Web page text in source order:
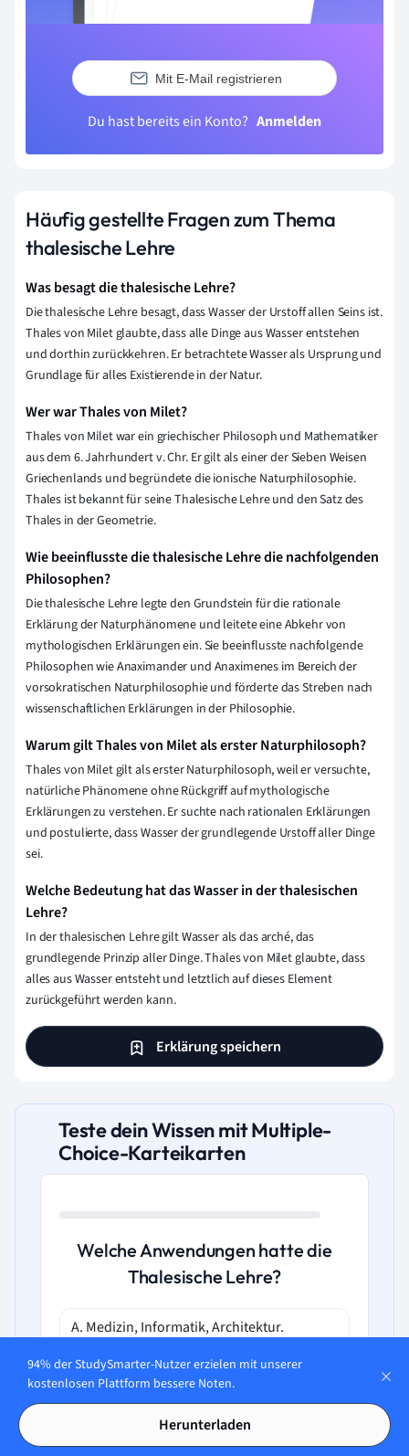
Mit E-Mail registrieren
Du hast bereits ein Konto? Anmelden
Häufig gestellte Fragen zum Thema
thalesische Lehre
Was besagt die thalesische Lehre?
Die thalesische Lehre besagt, dass Wasser der Urstoff allen Seins ist.
Thales von Milet glaubte, dass alle Dinge aus Wasser entstehen
und dorthin zurückkehren. Er betrachtete Wasser als Ursprung und
Grundlage für alles Existierende in der Natur.
Wer war Thales von Milet?
Thales von Milet war ein griechischer Philosoph und Mathematiker
aus dem 6. Jahrhundert v. Chr. Er gilt als einer der Sieben Weisen
Griechenlands und begründete die ionische Naturphilosophie.
Thales ist bekannt für seine Thalesische Lehre und den Satz des
Thales in der Geometrie.
Wie beeinflusste die thalesische Lehre die nachfolgenden
Philosophen?
Die thalesische Lehre legte den Grundstein für die rationale
Erklärung der Naturphänomene und leitete eine Abkehr von
mythologischen Erklärungen ein. Sie beeinflusste nachfolgende
Philosophen wie Anaximander und Anaximenes im Bereich der
vorsokratischen Naturphilosophie und förderte das Streben nach
wissenschaftlichen Erklärungen in der Philosophie.
Warum gilt Thales von Milet als erster Naturphilosoph?
Thales von Milet gilt als erster Naturphilosoph, weil er versuchte,
natürliche Phänomene ohne Rückgriff auf mythologische
Erklärungen zu verstehen. Er suchte nach rationalen Erklärungen
und postulierte, dass Wasser der grundlegende Urstoff aller Dinge
sei.
Welche Bedeutung hat das Wasser in der thalesischen
Lehre?
In der thalesischen Lehre gilt Wasser als das arché, das
grundlegende Prinzip aller Dinge. Thales von Milet glaubte, dass
alles aus Wasser entsteht und letztlich auf dieses Element
zurückgeführt werden kann.
Erklärung speichern
Teste dein Wissen mit Multiple-
Choice-Karteikarten
Welche Anwendungen hatte die
Thalesische Lehre?
A. Medizin, Informatik, Architektur.
B. Robotik, Literatur, Linguistik.
C. Vermessungstechnik, Astronomie,
Philosophie.
94% der StudySmarter-Nutzer erzielen mit unserer
kostenlosen Plattform bessere Noten.
Herunterladen